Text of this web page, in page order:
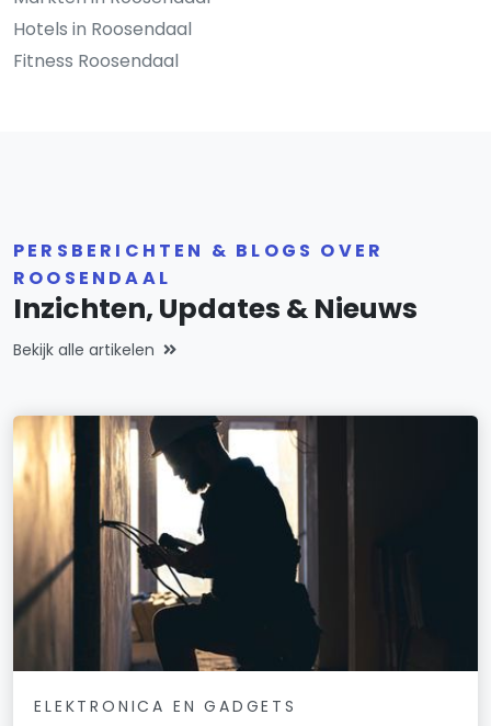
Hotels in Roosendaal
Fitness Roosendaal
PERSBERICHTEN & BLOGS OVER
ROOSENDAAL
Inzichten, Updates & Nieuws
Bekijk alle artikelen
ELEKTRONICA EN GADGETS